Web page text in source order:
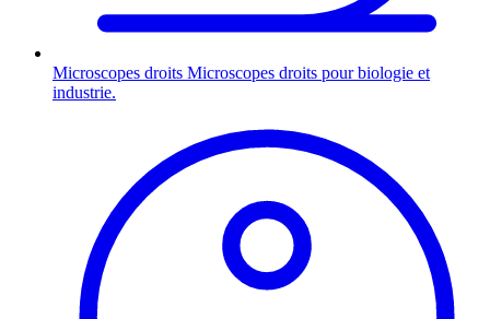
Microscopes droits Microscopes droits pour biologie et
industrie.